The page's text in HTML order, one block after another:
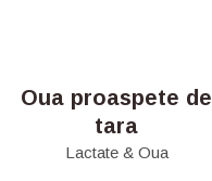
Oua proaspete de
tara
Lactate & Oua